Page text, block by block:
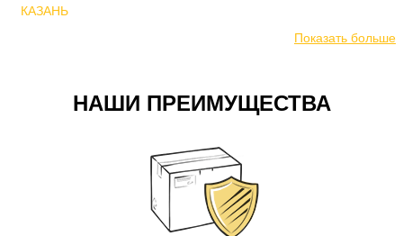
КАЗАНЬ
Показать больше
НАШИ ПРЕИМУЩЕСТВА